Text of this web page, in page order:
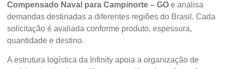
Compensado Naval para Campinorte – GO e analisa
demandas destinadas a diferentes regiões do Brasil. Cada
solicitação é avaliada conforme produto, espessura,
quantidade e destino.
A estrutura logística da Infinity apoia a organização de